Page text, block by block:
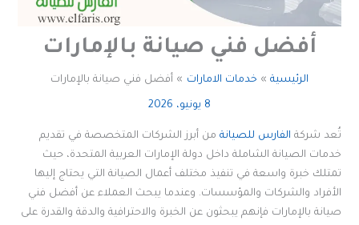
أفضل فني صيانة بالإمارات
الرئيسية خدمات الامارات أفضل فني صيانة بالإمارات
8 يونيو، 2026
تُعد شركة الفارس للصيانة من أبرز الشركات المتخصصة في تقديم
خدمات الصيانة الشاملة داخل دولة الإمارات العربية المتحدة، حيث
تمتلك خبرة واسعة في تنفيذ مختلف أعمال الصيانة التي يحتاج إليها
الأفراد والشركات والمؤسسات. وعندما يبحث العملاء عن أفضل فني
صيانة بالإمارات فإنهم يبحثون عن الخبرة والاحترافية والدقة والقدرة على